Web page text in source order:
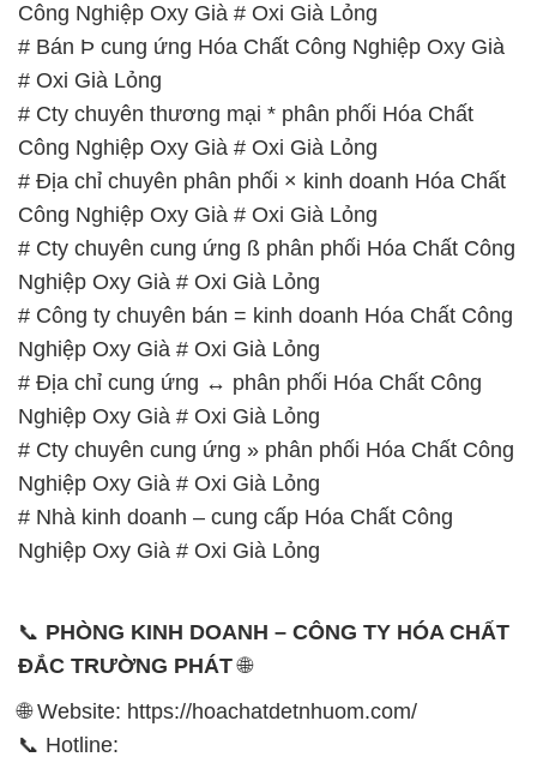
Công Nghiệp Oxy Già # Oxi Già Lỏng
# Bán Þ cung ứng Hóa Chất Công Nghiệp Oxy Già
# Oxi Già Lỏng
# Cty chuyên thương mại * phân phối Hóa Chất
Công Nghiệp Oxy Già # Oxi Già Lỏng
# Địa chỉ chuyên phân phối × kinh doanh Hóa Chất
Công Nghiệp Oxy Già # Oxi Già Lỏng
# Cty chuyên cung ứng ß phân phối Hóa Chất Công
Nghiệp Oxy Già # Oxi Già Lỏng
# Công ty chuyên bán = kinh doanh Hóa Chất Công
Nghiệp Oxy Già # Oxi Già Lỏng
# Địa chỉ cung ứng ↔ phân phối Hóa Chất Công
Nghiệp Oxy Già # Oxi Già Lỏng
# Cty chuyên cung ứng » phân phối Hóa Chất Công
Nghiệp Oxy Già # Oxi Già Lỏng
# Nhà kinh doanh – cung cấp Hóa Chất Công
Nghiệp Oxy Già # Oxi Già Lỏng
📞 PHÒNG KINH DOANH – CÔNG TY HÓA CHẤT
ĐẮC TRƯỜNG PHÁT🌐
🌐 Website: https://hoachatdetnhuom.com/
📞 Hotline: